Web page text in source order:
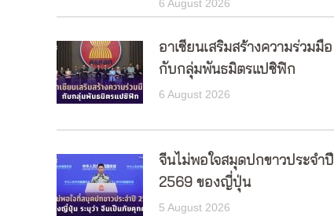
6 August 2026
อาเซียนเสริมสร้างความร่วมมือ
กับกลุ่มพันธมิตรแปซิฟิก
6 August 2026
จีนไม่พอใจสมุดปกขาวประจำปี
2569 ของญี่ปุ่น
5 August 2026